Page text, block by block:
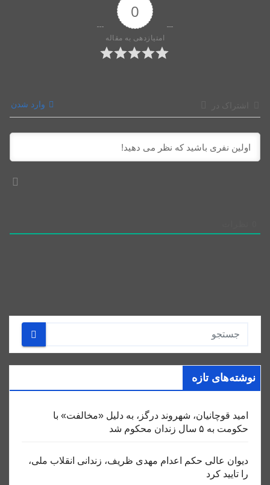
0
امتیازدهی به مقاله
وارد شدن
نوشته‌های تازه
امید قوچانیان، شهروند درگز، به دلیل «مخالفت» با
حکومت به ۵ سال زندان محکوم شد
دیوان عالی حکم اعدام مهدی ظریف، زندانی انقلاب ملی،
را تایید کرد